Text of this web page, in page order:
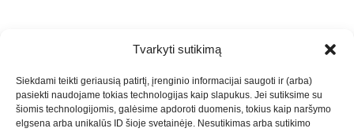
Tvarkyti sutikimą
Siekdami teikti geriausią patirtį, įrenginio informacijai saugoti ir (arba)
pasiekti naudojame tokias technologijas kaip slapukus. Jei sutiksime su
šiomis technologijomis, galėsime apdoroti duomenis, tokius kaip naršymo
elgsena arba unikalūs ID šioje svetainėje. Nesutikimas arba sutikimo
PASLAUGOS. SEO tekstų rašymas, turinio kūrimas,
straipsnių rašymas ir talpinimas į mūsų valdomas
svetaines.2026Armijai.LTTheme: Express News ByAdore